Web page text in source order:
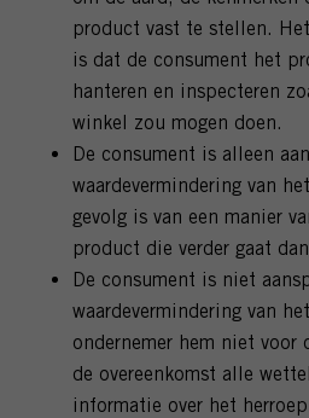
product vast te stellen.
is dat de consument het
hanteren en inspecteren
winkel zou mogen doen.
De consument is alleen
waardevermindering van
gevolg is van een manier
product die verder gaat
De consument is niet
waardevermindering van
ondernemer hem niet
de overeenkomst alle
informatie over het